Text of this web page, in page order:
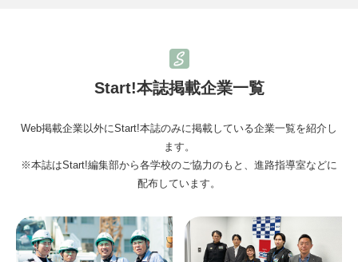
Start!本誌掲載企業一覧
Web掲載企業以外にStart!本誌のみに掲載している企業一覧を紹介し
ます。
※本誌はStart!編集部から各学校のご協力のもと、進路指導室などに
配布しています。